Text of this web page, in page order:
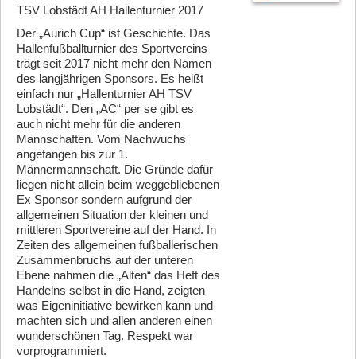
TSV Lobstädt AH Hallenturnier 2017
Der „Aurich Cup“ ist Geschichte. Das
Hallenfußballturnier des Sportvereins
trägt seit 2017 nicht mehr den Namen
des langjährigen Sponsors. Es heißt
einfach nur „Hallenturnier AH TSV
Lobstädt“. Den „AC“ per se gibt es
auch nicht mehr für die anderen
Mannschaften. Vom Nachwuchs
angefangen bis zur 1.
Männermannschaft. Die Gründe dafür
liegen nicht allein beim weggebliebenen
Ex Sponsor sondern aufgrund der
allgemeinen Situation der kleinen und
mittleren Sportvereine auf der Hand. In
Zeiten des allgemeinen fußballerischen
Zusammenbruchs auf der unteren
Ebene nahmen die „Alten“ das Heft des
Handelns selbst in die Hand, zeigten
was Eigeninitiative bewirken kann und
machten sich und allen anderen einen
wunderschönen Tag. Respekt war
vorprogrammiert.